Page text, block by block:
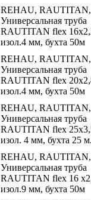
REHAU, RAUTITAN,
Универсальная труба
RAUTITAN flex
изол.4 мм, бухта 50м
REHAU, RAUTITAN,
Универсальная труба
RAUTITAN flex
изол.4 мм, бухта 50м
REHAU, RAUTITAN,
Универсальная труба
RAUTITAN flex
изол. 4 мм, бухта 25 м.
REHAU, RAUTITAN,
Универсальная труба
RAUTITAN flex 16
изол.9 мм, бухта 50м